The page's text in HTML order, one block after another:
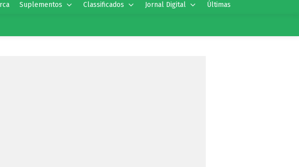
Suplementos Classificados Jornal Digital Últimas